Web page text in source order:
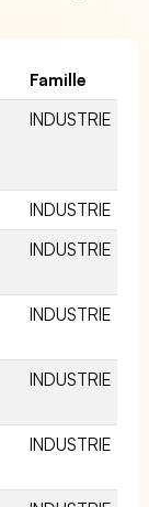
Famille
INDUSTRIE
INDUSTRIE
INDUSTRIE
INDUSTRIE
INDUSTRIE
INDUSTRIE